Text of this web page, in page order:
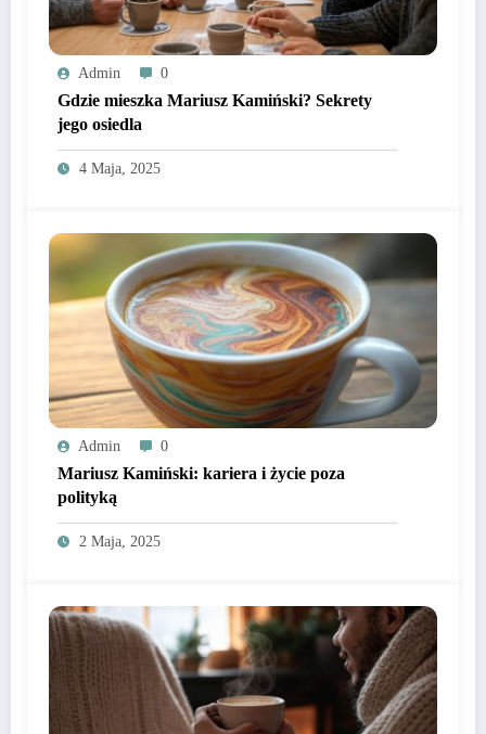
Admin 0
Gdzie mieszka Mariusz Kamiński? Sekrety
jego osiedla
4 Maja, 2025
Admin 0
Mariusz Kamiński: kariera i życie poza
polityką
2 Maja, 2025